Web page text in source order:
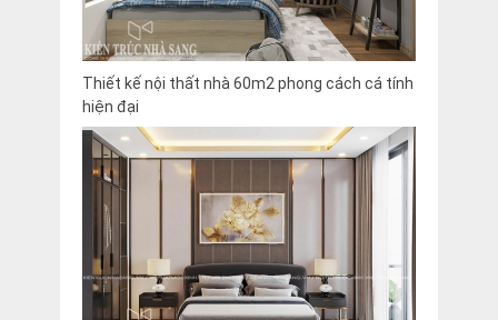
Thiết kế nội thất nhà 60m2 phong cách cá tính
hiện đại